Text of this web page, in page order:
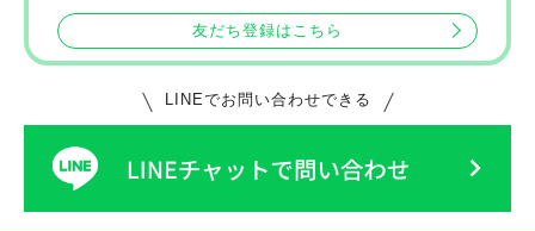
友だち登録はこちら
LINEでお問い合わせできる